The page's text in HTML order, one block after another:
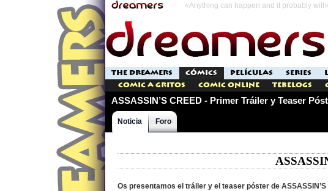
«Anything can happen and it probably will»
THE DREAMERS CÓMICS PELÍCULAS SERIES
Comic a Gritos
Comic Online Tebelogs
ASSASSIN’S CREED - Primer Tráiler y Teaser
Noticia Foro
Os presentamos el tráiler y el teaser póster de